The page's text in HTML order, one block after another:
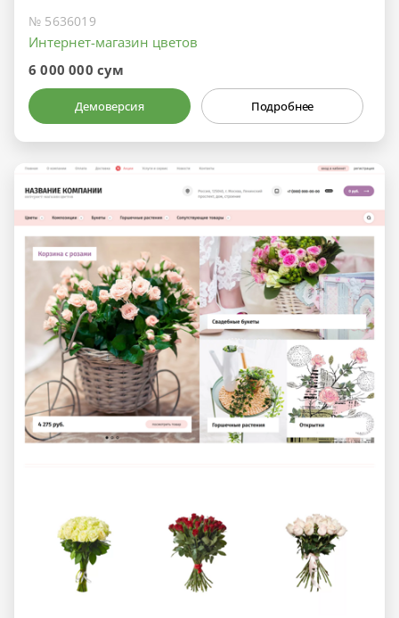
№ 5636019
Интернет-магазин цветов
6 000 000 сум
Демоверсия Подробнее